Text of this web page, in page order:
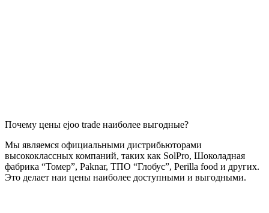
Почему цены ejoo trade наиболее выгодные?
Мы являемся официальными дистрибьюторами
высококлассных компаний, таких как SolPro, Шоколадная
фабрика “Томер”, Paknar, ТПО “Глобус”, Perilla food и других.
Это делает наи цены наиболее доступными и выгодными.